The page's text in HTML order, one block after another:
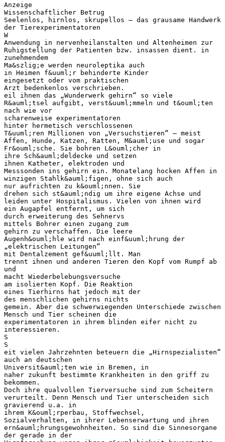
Anzeige
Wissenschaftlicher Betrug
Seelenlos, hirnlos, skrupellos – das grausame Handwerk
der Tierexperimentatoren
W
Anwendung in nervenheilanstalten und Altenheimen zur
Ruhigstellung der Patienten bzw. insassen dient. in
zunehmendem
Ma&szlig;e werden neuroleptika auch
in Heimen f&uuml;r behinderte Kinder
eingesetzt oder vom praktischen
Arzt bedenkenlos verschrieben.
eil ihnen das „Wunderwerk gehirn“ so viele
R&auml;tsel aufgibt, verst&uuml;mmeln und t&ouml;ten
nach wie vor
scharenweise experimentatoren
hinter hermetisch verschlossenen
T&uuml;ren Millionen von „Versuchstieren“ – meist
Affen, Hunde, Katzen, Ratten, M&auml;use und sogar
Fr&ouml;sche. Sie bohren L&ouml;cher in
ihre Sch&auml;deldecke und setzen
ihnen Katheter, elektroden und
Messsonden ins gehirn ein. Monatelang hocken Affen in
winzigen Stahlk&auml;figen, ohne sich auch
nur aufrichten zu k&ouml;nnen. Sie
drehen sich st&auml;ndig um ihre eigene Achse und
leiden unter Hospitalismus. Vielen von ihnen wird
ein Augapfel entfernt, um sich
durch erweiterung des Sehnervs
mittels Bohrer einen zugang zum
gehirn zu verschaffen. Die leere
Augenh&ouml;hle wird nach einf&uuml;hrung der
„elektrischen Leitungen“
mit Dentalzement gef&uuml;llt. Man
trennt ihnen und anderen Tieren den Kopf vom Rumpf ab
und
macht Wiederbelebungsversuche
am isolierten Kopf. Die Reaktion
eines Tierhirns hat jedoch mit der
des menschlichen gehirns nichts
gemein. Aber die schwerwiegenden Unterschiede zwischen
Mensch und Tier scheinen die
experimentatoren in ihrem blinden eifer nicht zu
interessieren.
S
S
eit vielen Jahrzehnten beteuern die „Hirnspezialisten“
auch an deutschen
Universit&auml;ten wie in Bremen, in
naher zukunft bestimmte Krankheiten in den griff zu
bekommen.
Doch ihre qualvollen Tierversuche sind zum Scheitern
verurteilt. Denn Mensch und Tier unterscheiden sich
gravierend u.a. in
ihrem K&ouml;rperbau, Stoffwechsel,
Sozialverhalten, in ihrer Lebenserwartung und ihren
ern&auml;hrungsgewohnheiten. So sind die Sinnesorgane
der gerade in der